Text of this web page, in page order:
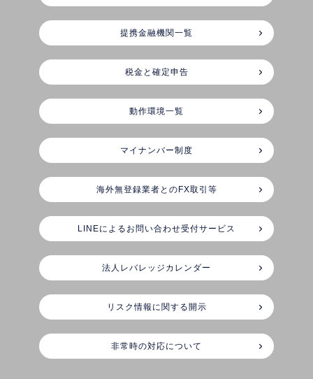
提携金融機関一覧
税金と確定申告
動作環境一覧
マイナンバー制度
海外無登録業者とのFX取引等
LINEによるお問い合わせ受付サービス
法人レバレッジカレンダー
リスク情報に関する開示
非常時の対応について